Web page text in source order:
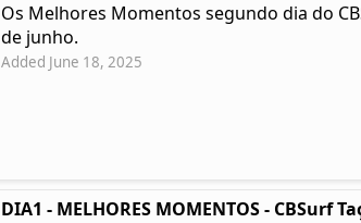
Os Melhores Momentos segundo dia do
de junho.
Added June 18, 2025
DIA1 - MELHORES MOMENTOS - CBSurf